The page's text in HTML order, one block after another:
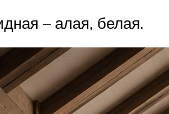
– алая, белая.